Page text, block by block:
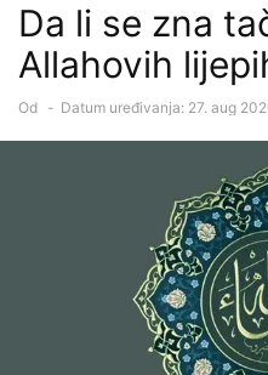
Tewhid
Da li se zna
Allahovih
Od - Datum uređivanja: 27. aug